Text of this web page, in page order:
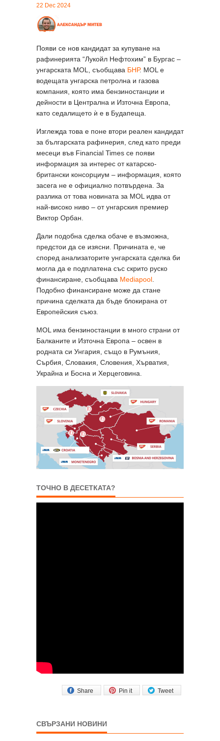
22 Dec 2024
Появи се нов кандидат за купуване на
рафинерията “Лукойл Нефтохим” в Бургас –
унгарската MOL, съобщава БНР. MOL е
водещата унгарска петролна и газова
компания, която има бензиностанции и
дейности в Централна и Източна Европа,
като седалището ѝ е в Будапеща.
Изглежда това е поне втори реален кандидат
за българската рафинерия, след като преди
месеци във Financial Times се появи
информация за интерес от катарско-
британски консорциум – информация, която
засега не е официално потвърдена. За
разлика от това новината за MOL идва от
най-високо ниво – от унгарския премиер
Виктор Орбан.
Дали подобна сделка обаче е възможна,
предстои да се изясни. Причината е, че
според анализаторите унгарската сделка би
могла да е подплатена със скрито руско
финансиране, съобщава Mediapool
Подобно финансиране може да стане
причина сделката да бъде блокирана от
Европейския съюз.
MOL има бензиностанции в много страни от
Балканите и Източна Европа – освен в
родната си Унгария, също в Румъния,
Сърбия, Словакия, Словения, Хърватия,
Украйна и Босна и Херцеговина.
ТОЧНО В ДЕСЕТКАТА?
Tweet
Pin it
Share
СВЪРЗАНИ НОВИНИ